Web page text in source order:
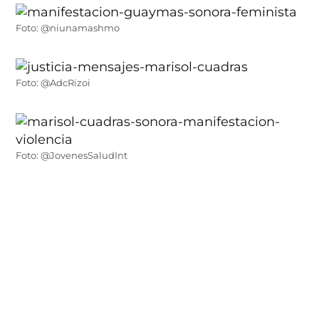
Foto: @niunamashmo
Foto: @AdcRizoi
Foto: @JovenesSaludInt